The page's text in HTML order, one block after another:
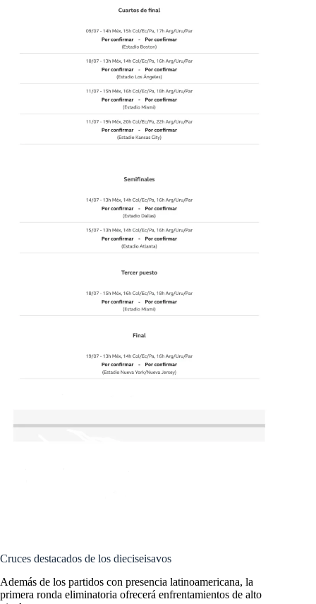
Cruces destacados de los dieciseisavos
Además de los partidos con presencia latinoamericana, la
primera ronda eliminatoria ofrecerá enfrentamientos de alto